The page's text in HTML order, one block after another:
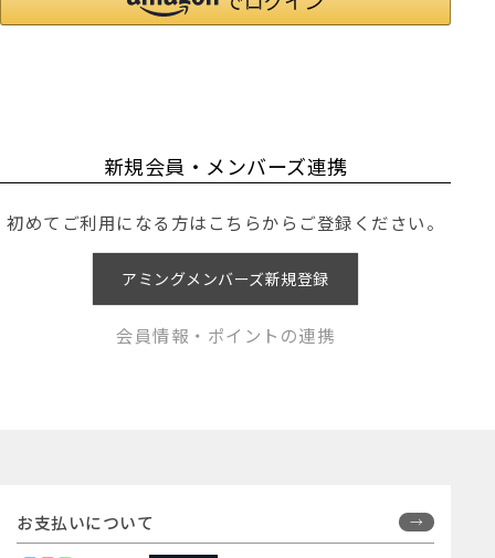
新規会員・メンバーズ連携
初めてご利用になる方はこちらからご登録ください。
アミングメンバーズ新規登録
会員情報・ポイントの連携
お支払いについて